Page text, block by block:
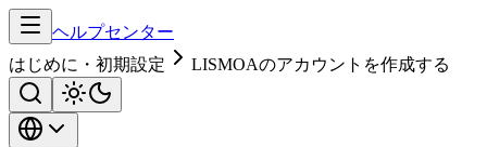
ヘルプセンター
はじめに・初期設定
LISMOAのアカウントを作成する